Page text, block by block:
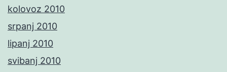
kolovoz 2010
srpanj 2010
lipanj 2010
svibanj 2010